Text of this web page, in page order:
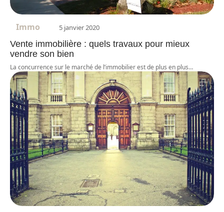
Immo 5 janvier 2020
Vente immobilière : quels travaux pour mieux
vendre son bien
La concurrence sur le marché de l’immobilier est de plus en plus…